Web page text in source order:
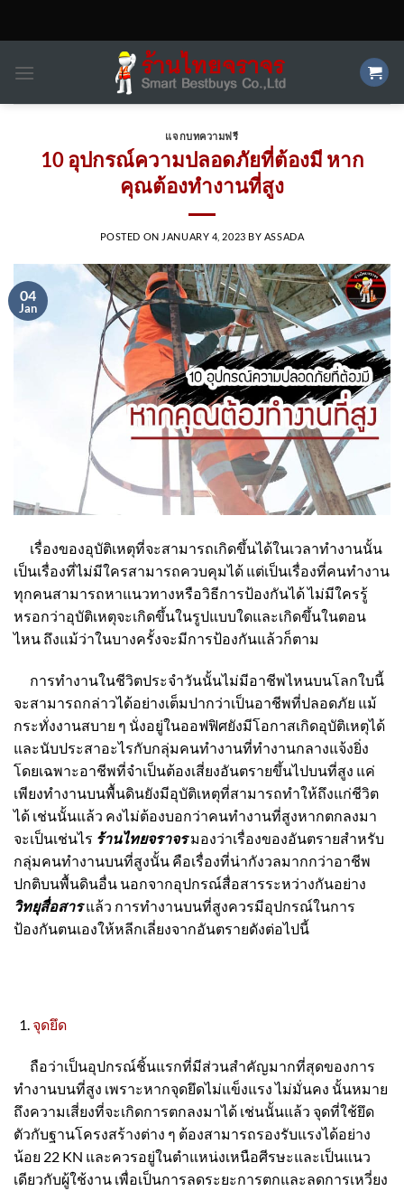
แจกบทความฟรี
10 อุปกรณ์ความปลอดภัยที่ต้องมี หาก
คุณต้องทำงานที่สูง
POSTED ON JANUARY 4, 2023 BY ASSADA
04
Jan
เรื่องของอุบัติเหตุที่จะสามารถเกิดขึ้นได้ในเวลาทำงานนั้น
เป็นเรื่องที่ไม่มีใครสามารถควบคุมได้ แต่เป็นเรื่องที่คนทำงาน
ทุกคนสามารถหาแนวทางหรือวิธีการป้องกันได้ ไม่มีใครรู้
หรอกว่าอุบัติเหตุจะเกิดขึ้นในรูปแบบใดและเกิดขึ้นในตอน
ไหน ถึงแม้ว่าในบางครั้งจะมีการป้องกันแล้วก็ตาม
การทำงานในชีวิตประจำวันนั้นไม่มีอาชีพไหนบนโลกใบนี้
จะสามารถกล่าวได้อย่างเต็มปากว่าเป็นอาชีพที่ปลอดภัย แม้
กระทั่งงานสบาย ๆ นั่งอยู่ในออฟฟิศยังมีโอกาสเกิดอุบัติเหตุได้
และนับประสาอะไรกับกลุ่มคนทำงานที่ทำงานกลางแจ้งยิ่ง
โดยเฉพาะอาชีพที่จำเป็นต้องเสี่ยงอันตรายขึ้นไปบนที่สูง แค่
เพียงทำงานบนพื้นดินยังมีอุบัติเหตุที่สามารถทำให้ถึงแก่ชีวิต
ได้ เช่นนั้นแล้ว คงไม่ต้องบอกว่าคนทำงานที่สูงหากตกลงมา
จะเป็นเช่นไร ร้านไทยจราจรมองว่าเรื่องของอันตรายสำหรับ
กลุ่มคนทำงานบนที่สูงนั้น คือเรื่องที่น่ากังวลมากกว่าอาชีพ
ปกติบนพื้นดินอื่น นอกจากอุปกรณ์สื่อสารระหว่างกันอย่าง
วิทยุสื่อสารแล้ว การทำงานบนที่สูงควรมีอุปกรณ์ในการ
ป้องกันตนเองให้หลีกเลี่ยงจากอันตรายดังต่อไปนี้
จุดยึด
ถือว่าเป็นอุปกรณ์ชิ้นแรกที่มีส่วนสำคัญมากที่สุดของการ
ทำงานบนที่สูง เพราะหากจุดยึดไม่แข็งแรง ไม่มั่นคง นั้นหมาย
ถึงความเสี่ยงที่จะเกิดการตกลงมาได้ เช่นนั้นแล้ว จุดที่ใช้ยึด
ตัวกับฐานโครงสร้างต่าง ๆ ต้องสามารถรองรับแรงได้อย่าง
น้อย 22 KN และควรอยู่ในตำแหน่งเหนือศีรษะและเป็นแนว
เดียวกับผู้ใช้งาน เพื่อเป็นการลดระยะการตกและลดการเหวี่ยง